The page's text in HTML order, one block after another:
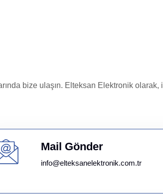
bize ulaşın. Elteksan Elektronik
Mail Gönder
info@elteksanelektronik.com.tr